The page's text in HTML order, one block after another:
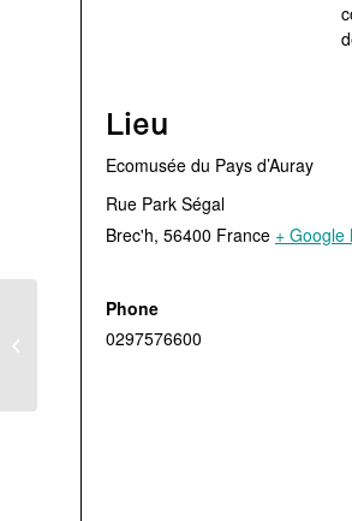
Lieu
Ecomusée du Pays d’Auray
Rue Park Ségal
Brec'h, 56400 France + Google
Phone
0297576600
Visite guidée des